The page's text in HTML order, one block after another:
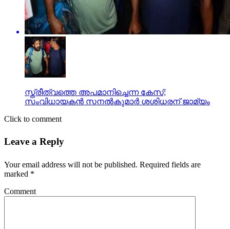
സ്ത്രീത്വത്തെ അപമാനിച്ചെന്ന കേസ്;
സംവിധായകന്‍ സനല്‍കുമാര്‍ ശശിധരന് ജാമ്യം
Click to comment
Leave a Reply
Your email address will not be published. Required fields are
marked *
Comment